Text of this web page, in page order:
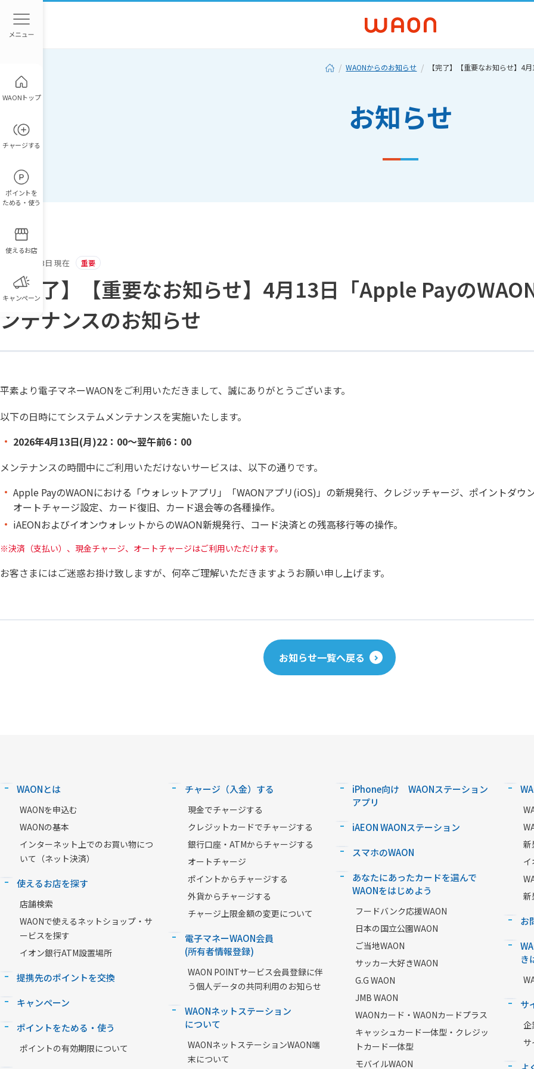
WAONトップ
チャージする
ポイントを
ためる・使う
使えるお店
キャンペーン
WAONからのお知らせ 【完了】【重要なお知らせ】4
お知らせ
2026年4月13日 現在 重要
【完了】【重要なお知らせ】4月13日「Apple Payの
ンテナンスのお知らせ
平素より電子マネーWAONをご利用いただきまして、誠にありがとうございます。
以下の日時にてシステムメンテナンスを実施いたします。
2026年4月13日(月)22：00～翌午前6：00
メンテナンスの時間中にご利用いただけないサービスは、以下の通りです。
Apple PayのWAONにおける「ウォレットアプリ」「WAONアプリ(iOS)」の新規発行、クレジッチャージ、ポイントダウ
オートチャージ設定、カード復旧、カード退会等の各種操作。
iAEONおよびイオンウォレットからのWAON新規発行、コード決済との残高移行等の操作。
決済（支払い）、現金チャージ、オートチャージはご利用いただけます。
お客さまにはご迷惑お掛け致しますが、何卒ご理解いただきますようお願い申し上げます。
お知らせ一覧へ戻る
WAONとは
WAONを申込む
WAONの基本
インターネット上でのお買い物につ
いて（ネット決済）
使えるお店を探す
店舗検索
WAONで使えるネットショップ・サ
ービスを探す
イオン銀行ATM設置場所
提携先のポイントを交換
キャンペーン
ポイントをためる・使う
ポイントの有効期限について
チャージ（入金）する
現金でチャージする
クレジットカードでチャージする
銀行口座・ATMからチャージする
オートチャージ
ポイントからチャージする
外貨からチャージする
チャージ上限金額の変更について
電子マネーWAON会員
(所有者情報登録)
WAON POINTサービス会員登録に伴
う個人データの共同利用のお知らせ
WAONネットステーション
について
WAONネットステーションWAON端
末について
iPhone向け WAONステーション
アプリ
iAEON WAONステーション
スマホのWAON
あなたにあったカードを選んで
WAONをはじめよう
フードバンク応援WAON
日本の国立公園WAON
ご当地WAON
サッカー大好きWAON
G.G WAON
JMB WAON
WAONカード・WAONカードプラス
キャッシュカード一体型・クレジッ
トカード一体型
モバイルWAON
新
イ
新
お
き
サ
企